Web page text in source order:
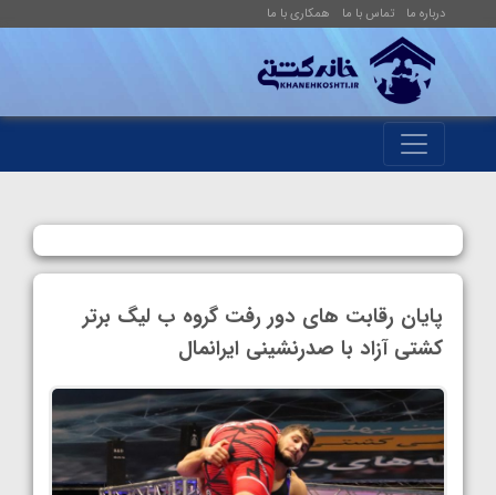
درباره ما تماس با ما همکاری با ما
پایان رقابت های دور رفت گروه ب لیگ برتر
کشتی آزاد با صدرنشینی ایرانمال